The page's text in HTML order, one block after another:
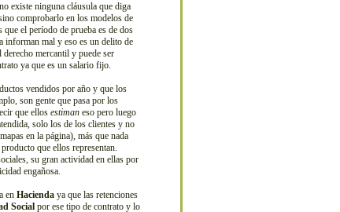
no existe ninguna cláusula que diga
comprobarlo en los modelos de
que el período de prueba es de dos
informan mal y eso es un delito de
mercantil y puede ser
ya que es un salario fijo.
vendidos por año y que los
son gente que pasa por los
que ellos estiman eso pero luego
solo los de los clientes y no
en la página), más que nada
que ellos representan.
su gran actividad en ellas por
engañosa.
en Hacienda ya que las retenciones
Social por ese tipo de contrato y lo